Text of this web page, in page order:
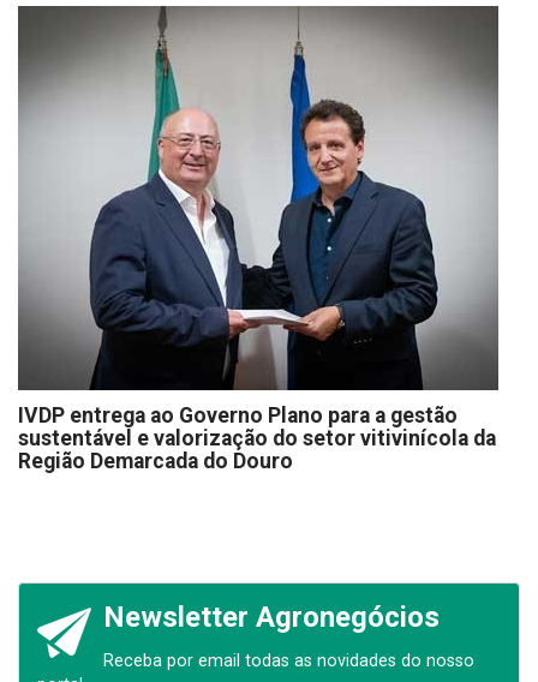
IVDP entrega ao Governo Plano para a gestão
sustentável e valorização do setor vitivinícola da
Região Demarcada do Douro
Newsletter Agronegócios
Receba por email todas as novidades do nosso